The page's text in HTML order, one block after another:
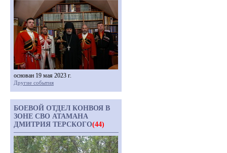
основан 19 мая 2023 г.
Другие события
БОЕВОЙ ОТДЕЛ КОНВОЯ В
ЗОНЕ СВО АТАМАНА
ДМИТРИЯ ТЕРСКОГО(44)